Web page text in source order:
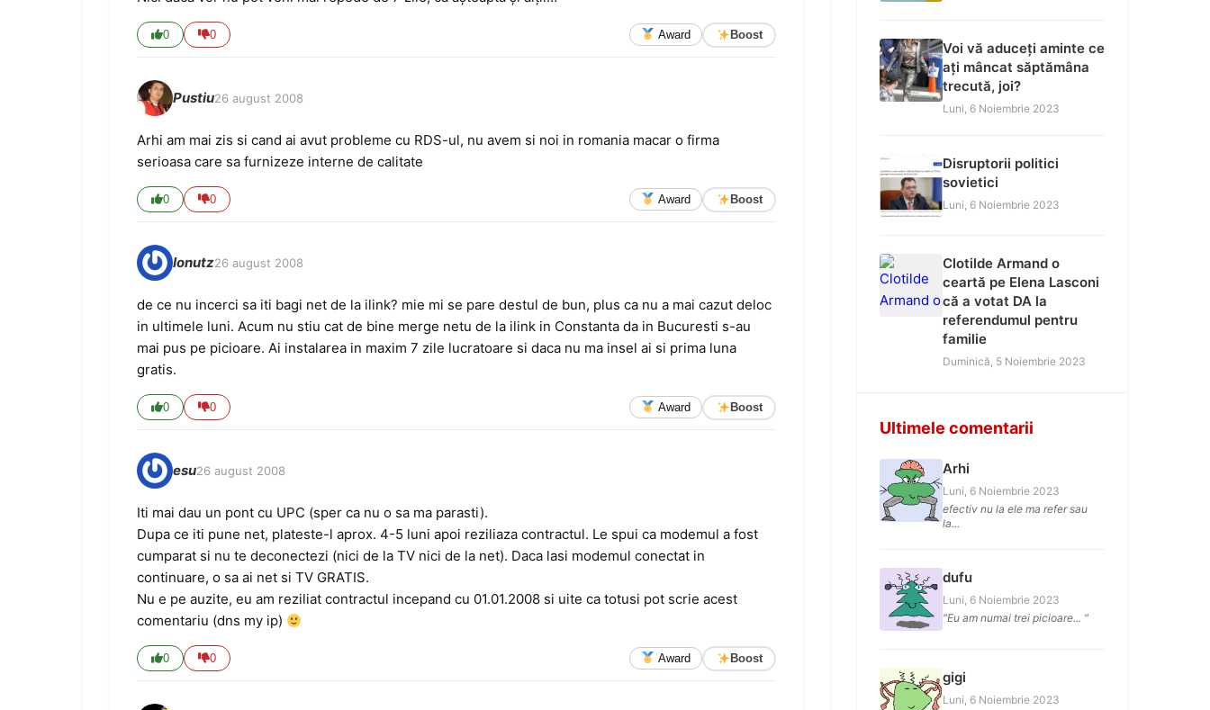
0 0 Award Boost
Pustiu26 august 2008
Arhi am mai zis si cand ai avut probleme cu RDS-ul, nu avem si noi in romania macar o firma
serioasa care sa furnizeze interne de calitate
0 0 Award Boost
Ionutz26 august 2008
de ce nu incerci sa iti bagi net de la ilink? mie mi se pare destul de bun, plus ca nu a mai cazut deloc
in ultimele luni. Acum nu stiu cat de bine merge netu de la ilink in Constanta da in Bucuresti s-au
mai pus pe picioare. Ai instalarea in maxim 7 zile lucratoare si daca nu ma insel ai si prima luna
gratis.
0 0 Award Boost
esu26 august 2008
Iti mai dau un pont cu UPC (sper ca nu o sa ma parasti).
Dupa ce iti pune net, plateste-l aprox. 4-5 luni apoi reziliaza contractul. Le spui ca modemul a fost
cumparat si nu te deconectezi (nici de la TV nici de la net). Daca lasi modemul conectat in
continuare, o sa ai net si TV GRATIS.
Nu e pe auzite, eu am reziliat contractul incepand cu 01.01.2008 si uite ca totusi pot scrie acest
comentariu (dns my ip)
0 0 Award Boost
Voi vă aduceți aminte ce
ați mâncat săptămâna
trecută, joi?
Luni, 6 Noiembrie 2023
Disruptorii politici
sovietici
Luni, 6 Noiembrie 2023
Clotilde Armand o
ceartă pe Elena Lasconi
că a votat DA la
referendumul pentru
familie
Duminică, 5 Noiembrie 2023
Ultimele comentarii
Arhi
Luni, 6 Noiembrie 2023
efectiv nu la ele ma refer sau
la...
dufu
Luni, 6 Noiembrie 2023
"Eu am numai trei picioare... "
gigi
Luni, 6 Noiembrie 2023